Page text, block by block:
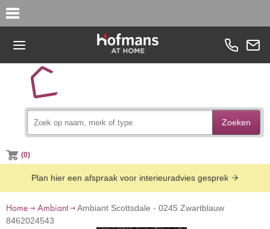
Zoeken
(0)
Plan hier een afspraak voor interieuradvies gesprek
Home Ambiant
Ambiant Scottsdale - 0245 Zwartblauw
8462024543